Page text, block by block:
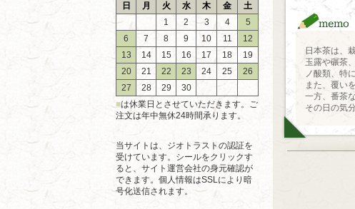
日
月 火 水 木 金
土
1
2 3 4
5
6
7 8 9 10 11
12
13
14 15 16 17 18
19
20
21 22 23 24 25
26
27
28 29
30
■は休業日とさせていただきます。ご
注文は年中無休24時間承ります。
当サイトは、ジオトラストの認証を
受けています。シールをクリックす
ると、サイト運営会社の身元確認が
できます。個人情報はSSLにより暗
号化送信されます。
日本茶は、
玉露や碾茶
ノ酸類、特
また、覆い
一方、番茶
その日の気